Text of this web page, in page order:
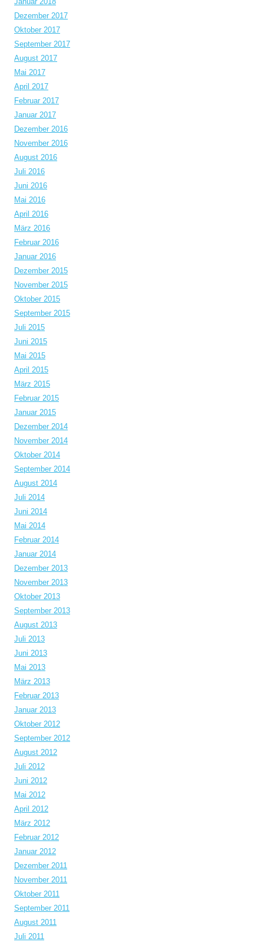
Dezember 2017
Oktober 2017
September 2017
August 2017
Mai 2017
April 2017
Februar 2017
Januar 2017
Dezember 2016
November 2016
August 2016
Juli 2016
Juni 2016
Mai 2016
April 2016
März 2016
Februar 2016
Januar 2016
Dezember 2015
November 2015
Oktober 2015
September 2015
Juli 2015
Juni 2015
Mai 2015
April 2015
März 2015
Februar 2015
Januar 2015
Dezember 2014
November 2014
Oktober 2014
September 2014
August 2014
Juli 2014
Juni 2014
Mai 2014
Februar 2014
Januar 2014
Dezember 2013
November 2013
Oktober 2013
September 2013
August 2013
Juli 2013
Juni 2013
Mai 2013
März 2013
Februar 2013
Januar 2013
Oktober 2012
September 2012
August 2012
Juli 2012
Juni 2012
Mai 2012
April 2012
März 2012
Februar 2012
Januar 2012
Dezember 2011
November 2011
Oktober 2011
September 2011
August 2011
Juli 2011